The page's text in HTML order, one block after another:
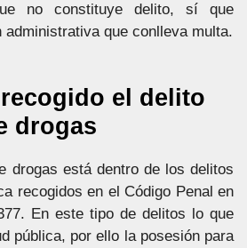
no constituye delito, sí que
administrativa que conlleva multa.
el delito
drogas
drogas está dentro de los delitos
recogidos en el Código Penal en
En este tipo de delitos lo que
pública, por ello la posesión para